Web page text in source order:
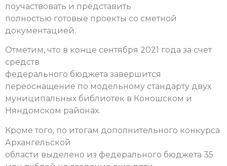
поучаствовать и представить
полностью готовые проекты со сметной
документацией.
Отметим, что в конце сентября 2021 года за счет
средств
федерального бюджета завершится
переоснащение по модельному стандарту двух
муниципальных библиотек в Коношском и
Няндомском районах.
Кроме того, по итогам дополнительного конкурса
Архангельской
области выделено из федерального бюджета 35